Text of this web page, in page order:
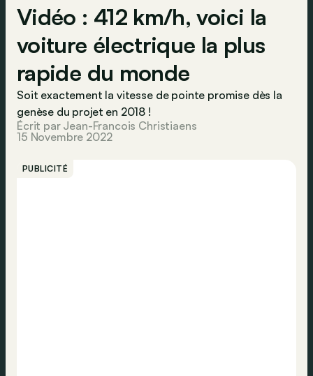
Vidéo : 412 km/h, voici la
voiture électrique la plus
rapide du monde
Soit exactement la vitesse de pointe promise dès la
genèse du projet en 2018 !
Écrit par Jean-Francois Christiaens
15 Novembre 2022
PUBLICITÉ